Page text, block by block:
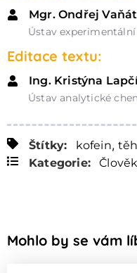
Mgr. Ondřej
Ústav
Editace textu:
Ing. Kristýna
Ústav analytické
Štítky: kofein,
Kategorie:
Mohlo by se vám